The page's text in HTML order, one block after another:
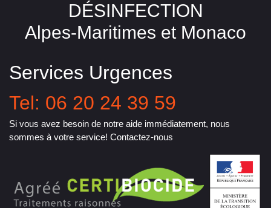
DÉSINFECTION
Alpes-Maritimes et Monaco
Services Urgences
Tel: 06 20 24 39 59
Si vous avez besoin de notre aide immédiatement, nous
sommes à votre service! Contactez-nous